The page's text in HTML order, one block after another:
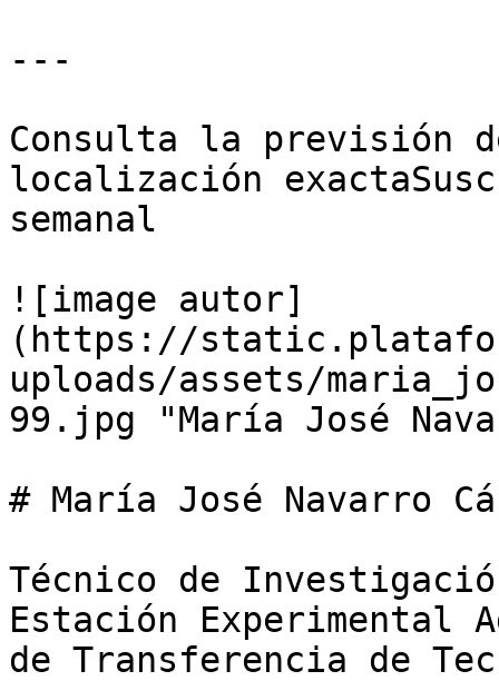
---
Consulta la previsión
localización
semanal
![image autor]
(https://
uploads/assets/
99.jpg "María José
# María José Navarro
Técnico de
Estación Experimental
de Transferencia de